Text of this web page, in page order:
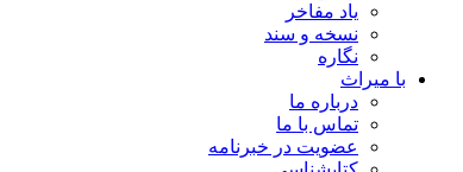
یاد مفاخر
نسخه و سند
نگاره
با میراث
درباره ما
تماس با ما
عضویت در خبرنامه